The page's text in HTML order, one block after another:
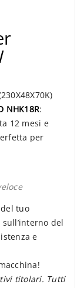
NHK18R:
12 mesi e
per
tuo
sull’interno del
e
titolari. Tutti